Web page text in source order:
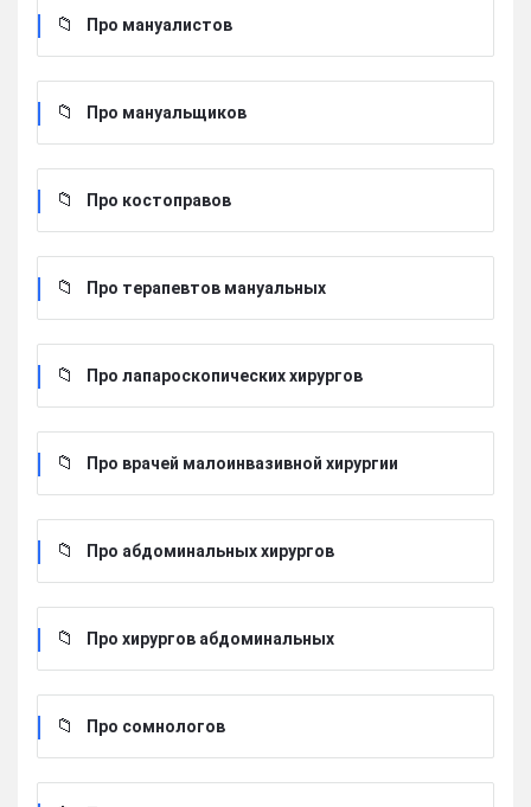
Про мануалистов
Про мануальщиков
Про костоправов
Про терапевтов мануальных
Про лапароскопических хирургов
Про врачей малоинвазивной хирургии
Про абдоминальных хирургов
Про хирургов абдоминальных
Про сомнологов